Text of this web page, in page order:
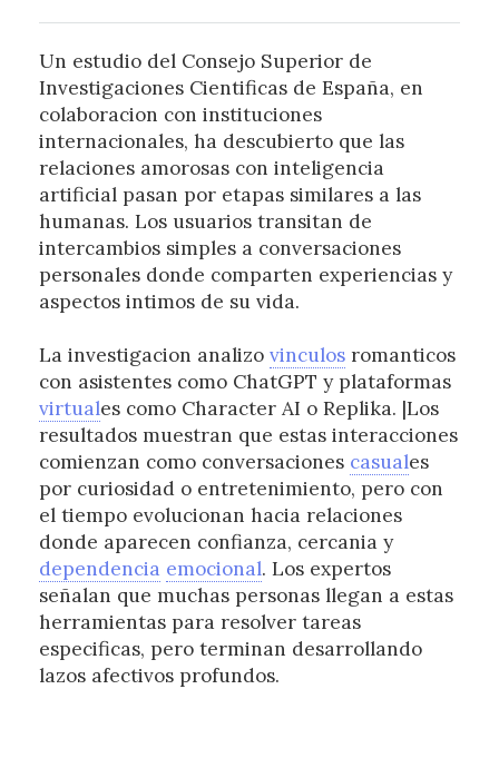
Un estudio del Consejo Superior de
Investigaciones Cientificas de España, en
colaboracion con instituciones
internacionales, ha descubierto que las
relaciones amorosas con inteligencia
artificial pasan por etapas similares a las
humanas. Los usuarios transitan de
intercambios simples a conversaciones
personales donde comparten experiencias y
aspectos intimos de su vida.
La investigacion analizo vinculosromanticos
con asistentes como ChatGPT y plataformas
virtuales como Character AI o Replika. |Los
resultados muestran que estas interacciones
comienzan como conversaciones casuales
por curiosidad o entretenimiento, pero con
el tiempo evolucionan hacia relaciones
donde aparecen confianza, cercania y
dependencia emocional. Los expertos
señalan que muchas personas llegan a estas
herramientas para resolver tareas
especificas, pero terminan desarrollando
lazos afectivos profundos.